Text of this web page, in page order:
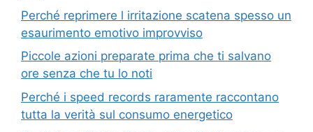
Perché reprimere l irritazione scatena spesso un
esaurimento emotivo improvviso
Piccole azioni preparate prima che ti salvano
ore senza che tu lo noti
Perché i speed records raramente raccontano
tutta la verità sul consumo energetico